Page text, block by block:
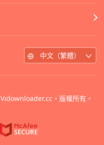
中文（繁體）
Vidownloader.cc。版權所有。